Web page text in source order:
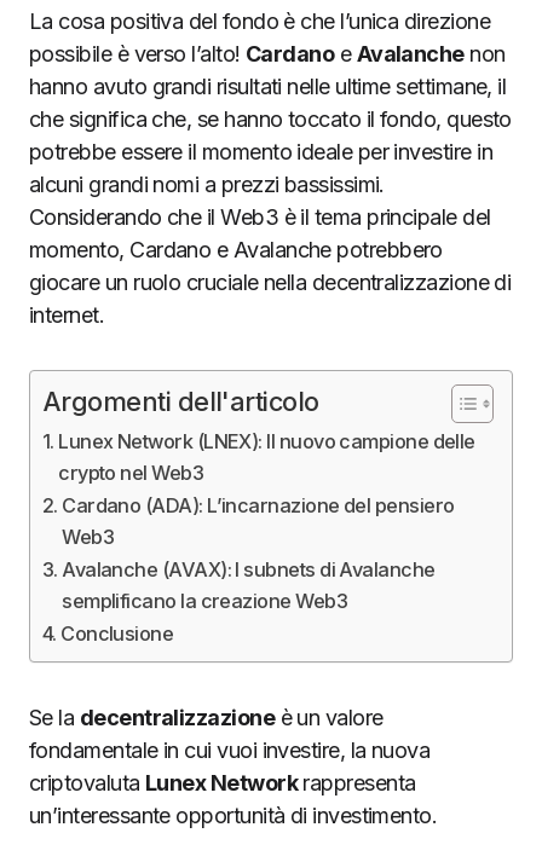
La cosa positiva del fondo è che l’unica direzione
possibile è verso l’alto! CardanoeAvalanchenon
hanno avuto grandi risultati nelle ultime settimane, il
che significa che, se hanno toccato il fondo, questo
potrebbe essere il momento ideale per investire in
alcuni grandi nomi a prezzi bassissimi.
Considerando che il Web3 è il tema principale del
momento, Cardano e Avalanche potrebbero
giocare un ruolo cruciale nella decentralizzazione di
internet.
Argomenti dell'articolo
Lunex Network (LNEX): Il nuovo campione delle
crypto nel Web3
Cardano (ADA): L’incarnazione del pensiero
Web3
Avalanche (AVAX): I subnets di Avalanche
semplificano la creazione Web3
Conclusione
Se la decentralizzazioneè un valore
fondamentale in cui vuoi investire, la nuova
criptovaluta Lunex Networkrappresenta
un’interessante opportunità di investimento.